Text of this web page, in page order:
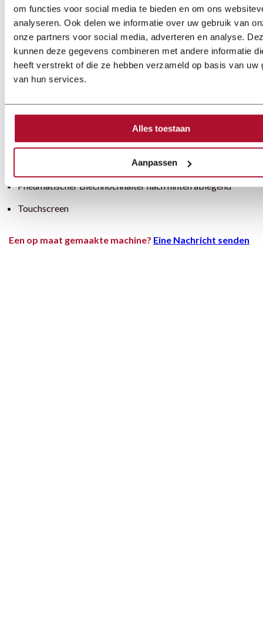
om functies voor social media te bieden en om ons
analyseren. Ook delen we informatie over uw gebruik van
onze partners voor social media, adverteren en analyse.
kunnen deze gegevens combineren met andere informatie
heeft verstrekt of die ze hebben verzameld op basis van uw
van hun services.
Alles toestaan
Aanpassen
NC-gesteuerter Hintenanschlag 750 oder 1000 mm
Verstellbare Winkelanschlag 0-180°
Satz Messer eingebaut für Edelstahl
Pneumatischer Blechhochhalter nach hinten ablegend
Touchscreen
Een op maat gemaakte machine? Eine Nachricht senden